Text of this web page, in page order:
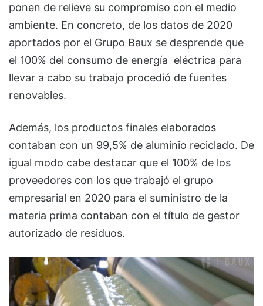
ponen de relieve su compromiso con el medio
ambiente. En concreto, de los datos de 2020
aportados por el Grupo Baux se desprende que
el 100% del consumo de energía eléctrica para
llevar a cabo su trabajo procedió de fuentes
renovables.
Además, los productos finales elaborados
contaban con un 99,5% de aluminio reciclado. De
igual modo cabe destacar que el 100% de los
proveedores con los que trabajó el grupo
empresarial en 2020 para el suministro de la
materia prima contaban con el título de gestor
autorizado de residuos.